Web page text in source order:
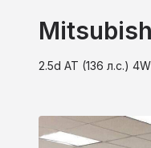
2.5d AT (136 л.с.)